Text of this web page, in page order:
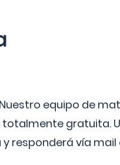
equipo de
gratuita.
responderá vía mail